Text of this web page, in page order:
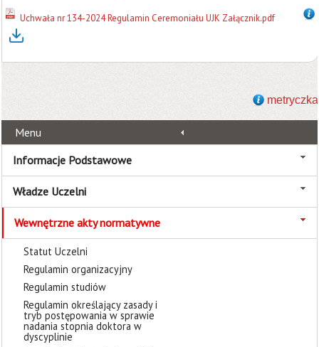
Uchwała nr 134-2024 Regulamin Ceremoniału UJK Załącznik.pdf
metryczka
Menu
Informacje Podstawowe
Władze Uczelni
Wewnętrzne akty normatywne
Statut Uczelni
Regulamin organizacyjny
Regulamin studiów
Regulamin określający zasady i
tryb postępowania w sprawie
nadania stopnia doktora w
dyscyplinie